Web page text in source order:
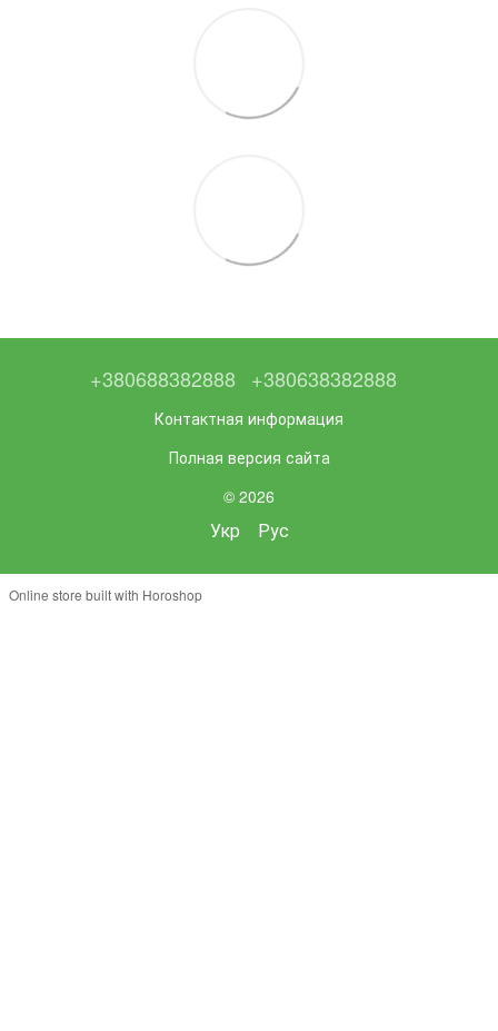
+380688382888 +380638382888
Контактная информация
Полная версия сайта
© 2026
Укр Рус
Online store built with Horoshop